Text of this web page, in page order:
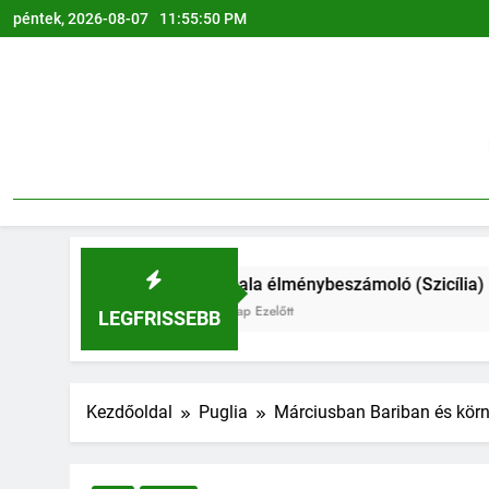
Ugrás
a
péntek, 2026-08-07 11:55:51 PM
LEGFRISSEBB
Marsala élménybeszámoló (Szicília) – Miért érdemes
4 Hónap Ezelőtt
Kezdőoldal Puglia Márciusban Bariban és